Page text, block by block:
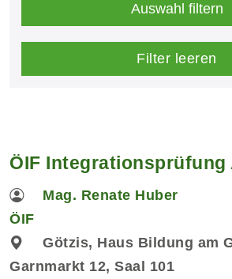
Auswahl filtern
Filter leeren
ÖIF Integrationsprüfung
Mag. Renate Huber
ÖIF
Götzis, Haus Bildung am
Garnmarkt 12, Saal 101